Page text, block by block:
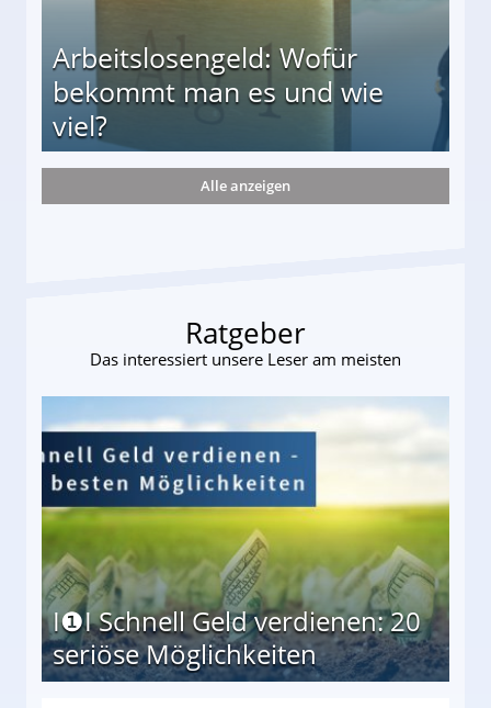
Arbeitslosengeld: Wofür
bekommt man es und wie
viel?
und wie viel?
Alle anzeigen
Ratgeber
Das interessiert unsere Leser am meisten
I❶I Schnell Geld verdienen: 20
seriöse Möglichkeiten